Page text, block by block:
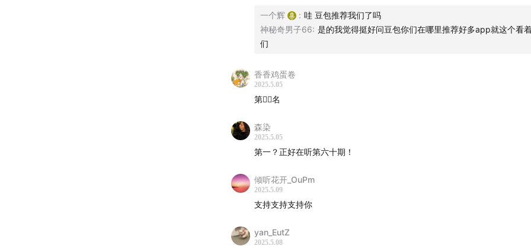
一个辉 : 哇 豆包推荐我们了吗
神秘奇男子66: 是的我觉得挺好问豆包你们在哪里推荐好多app就这个看
们
香香鸡蛋卷
2025.5.05
第☝🏻️名
森染
2025.5.05
第一？正好在听第六十期！
倾听花开_OuPm
2025.5.09
支持支持支持你
yan_EutZ
2025.5.08